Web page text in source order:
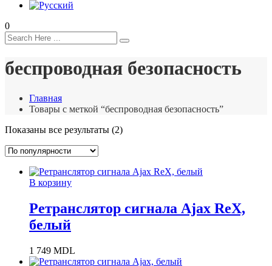
0
беспроводная безопасность
Главная
Товары с меткой “беспроводная безопасность”
Показаны все результаты (2)Сортировка:
В корзину
Ретранслятор сигнала Ajax ReX,
белый
1 749 MDL